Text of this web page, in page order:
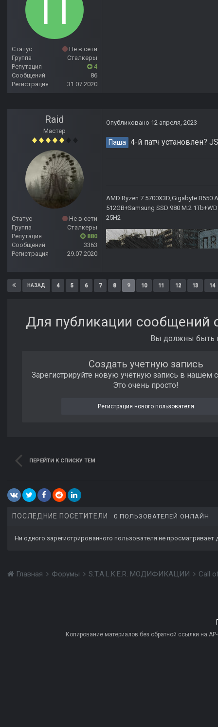
Статус
Не в сети
Группа
Сталкеры
Репутация
4
Сообщений
86
Регистрация
31.07.2020
Raid
Мастер
Статус
Не в сети
Группа
Сталкеры
Репутация
880
Сообщений
3363
Регистрация
29.07.2020
Опубликовано 12 апреля, 2023
Паша 4-й патч установлен?
AMD Ryzen 7 5700X3D;Gigabyte B550
512GB+Samsung SSD 980 M.2
25H2
НАЗАД 4 5 6 7 8 9 10 11 12 13 14
Для публикации сообщений
Вы должны быть
Создать учетную запись
Зарегистрируйте новую учётную запись в нашем
Это очень просто!
Регистрация нового пользователя
ПЕРЕЙТИ К СПИСКУ ТЕМ
ПОСЛЕДНИЕ ПОСЕТИТЕЛИ 0 ПОЛЬЗОВАТЕЛЕЙ ОНЛАЙН
Ни одного зарегистрированного пользователя не просматривает
Главная Форумы S.T.A.L.K.E.R. МОДИФИКАЦИИ Call
Копирование материалов без обратной ссылки на